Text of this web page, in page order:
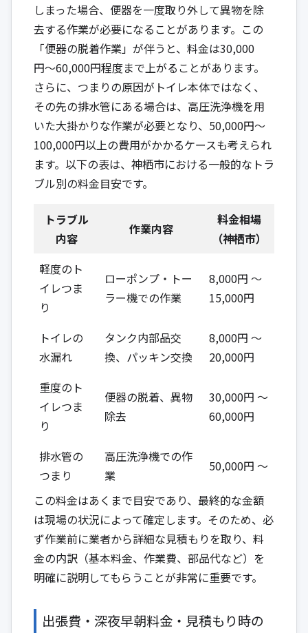
しまった場合、便器を一度取り外して異物を除
去する作業が必要になることがあります。この
「便器の脱着作業」が伴うと、料金は30,000
円〜60,000円程度まで上がることがあります。
さらに、つまりの原因がトイレ本体ではなく、
その先の排水管にある場合は、高圧洗浄機を用
いた大掛かりな作業が必要となり、50,000円〜
100,000円以上の費用がかかるケースも考えられ
ます。以下の表は、神栖市における一般的なトラ
ブル別の料金目安です。
トラブル
内容
作業内容
料金相場
（神栖市）
軽度のト
イレつま
り
ローポンプ・トー
ラー機での作業
8,000円 ～
15,000円
トイレの
水漏れ
タンク内部品交
換、パッキン交換
8,000円 ～
20,000円
重度のト
イレつま
り
便器の脱着、異物
除去
30,000円 ～
60,000円
排水管の
つまり
高圧洗浄機での作
業
50,000円 ～
この料金はあくまで目安であり、最終的な金額
は現場の状況によって確定します。そのため、必
ず作業前に業者から詳細な見積もりを取り、料
金の内訳（基本料金、作業費、部品代など）を
明確に説明してもらうことが非常に重要です。
出張費・深夜早朝料金・見積もり時の